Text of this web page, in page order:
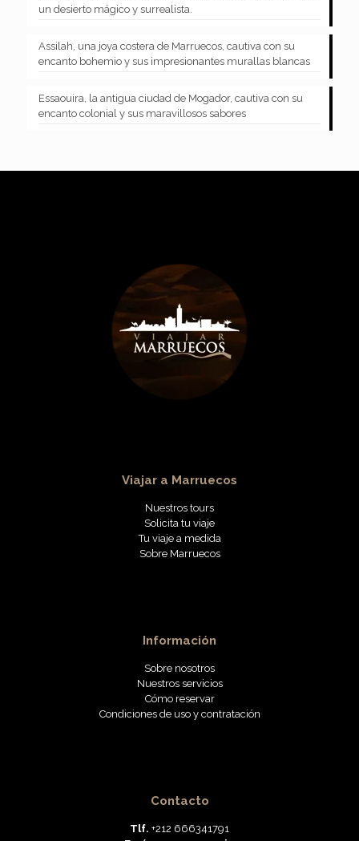
un desierto mágico y surrealista.
Assilah, una joya costera de Marruecos, cautiva con su
encanto bohemio y sus impresionantes murallas blancas
Essaouira, la antigua ciudad de Mogador, cautiva con su
encanto colonial y sus maravillosos sabores
Viajar a Marruecos
Nuestros tours
Solicita tu viaje
Tu viaje a medida
Sobre Marruecos
Información
Sobre nosotros
Nuestros servicios
Cómo reservar
Condiciones de uso y contratación
Contacto
Tlf. +212 666341791